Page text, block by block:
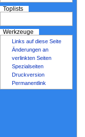
Werkzeuge
Links auf diese Seite
Änderungen an
verlinkten Seiten
Spezialseiten
Druckversion